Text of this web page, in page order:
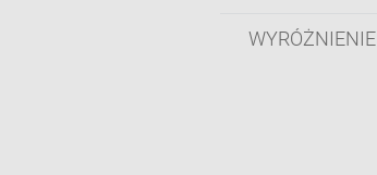
WYRÓŻNIENIE